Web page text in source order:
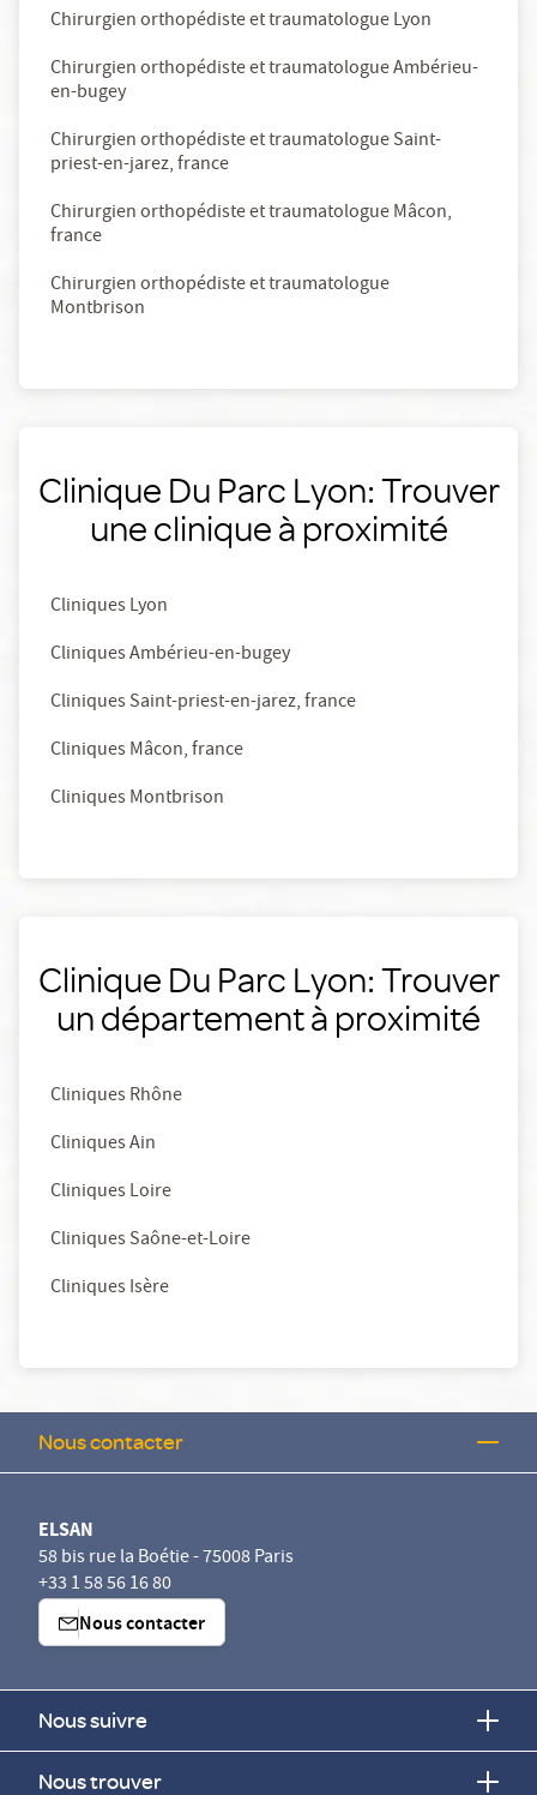
Chirurgien orthopédiste et traumatologue Lyon
Chirurgien orthopédiste et traumatologue Ambérieu-
en-bugey
Chirurgien orthopédiste et traumatologue Saint-
priest-en-jarez, france
Chirurgien orthopédiste et traumatologue Mâcon,
france
Chirurgien orthopédiste et traumatologue
Montbrison
Clinique Du Parc Lyon: Trouver
une clinique à proximité
Cliniques Lyon
Cliniques Ambérieu-en-bugey
Cliniques Saint-priest-en-jarez, france
Cliniques Mâcon, france
Cliniques Montbrison
Clinique Du Parc Lyon: Trouver
un département à proximité
Cliniques Rhône
Cliniques Ain
Cliniques Loire
Cliniques Saône-et-Loire
Cliniques Isère
Nous contacter
ELSAN
58 bis rue la Boétie - 75008 Paris
+33 1 58 56 16 80
Nous contacter
Nous suivre
Nous trouver